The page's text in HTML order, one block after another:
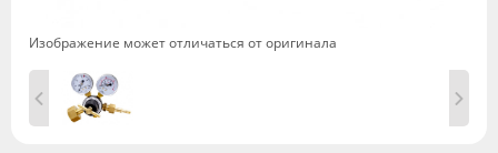
Изображение может отличаться от оригинала